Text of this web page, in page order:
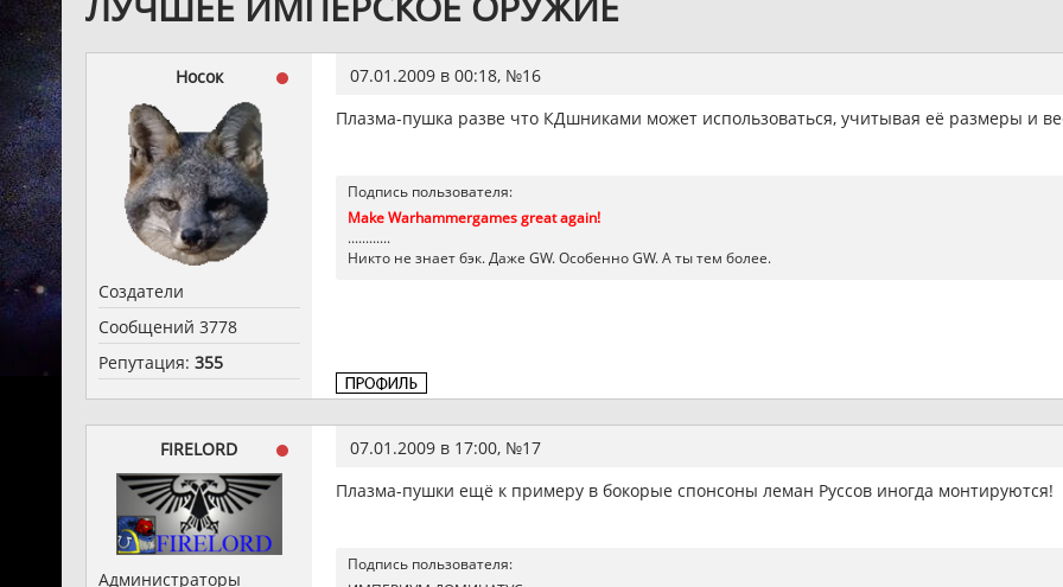
Носок
Создатели
Сообщений 3778
Репутация: 355
07.01.2009 в 00:18, №16
Плазма-пушка разве что КДшниками может использоваться, учитывая её размеры и
Подпись пользователя:
Make Warhammergames great again!
............
Никто не знает бэк. Даже GW. Особенно GW. А ты тем более.
FIRELORD
Администраторы
07.01.2009 в 17:00, №17
Плазма-пушки ещё к примеру в бокорые спонсоны леман Руссов иногда монтируются!
Подпись пользователя: